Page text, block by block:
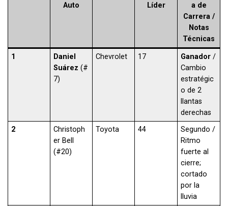
Auto
Líder
a de
Carrera /
Notas
Técnicas
1
Daniel
Suárez (#
7)
Chevrolet 17 Ganador /
Cambio
estratégic
o de 2
llantas
derechas
2
Christoph
er Bell
(#20)
Toyota 44
Segundo /
Ritmo
fuerte al
cierre;
cortado
por la
lluvia